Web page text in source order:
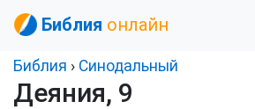
Библия онлайн
Библия › Синодальный
Деяния, 9